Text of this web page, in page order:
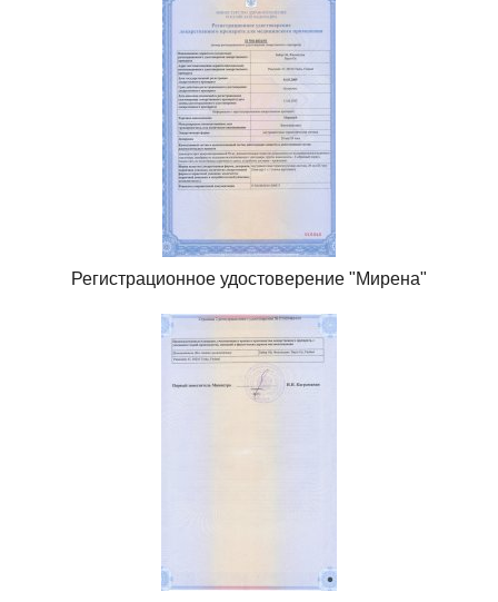
Регистрационное удостоверение "Мирена"